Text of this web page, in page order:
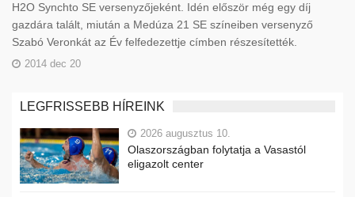
H2O Synchto SE versenyzőjeként. Idén először még egy díj
gazdára talált, miután a Medúza 21 SE színeiben versenyző
Szabó Veronkát az Év felfedezettje címben részesítették.
2014 dec 20
LEGFRISSEBB HÍREINK
2026 augusztus 10.
Olaszországban folytatja a Vasastól
eligazolt center